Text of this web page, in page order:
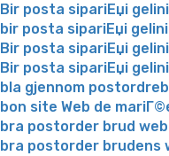
Bir posta sipariЕџi
bir posta sipariЕџi
Bir posta sipariЕџi
Bir posta sipariЕџi
bla gjennom
bon site Web de
bra postorder brud
bra postorder brudens